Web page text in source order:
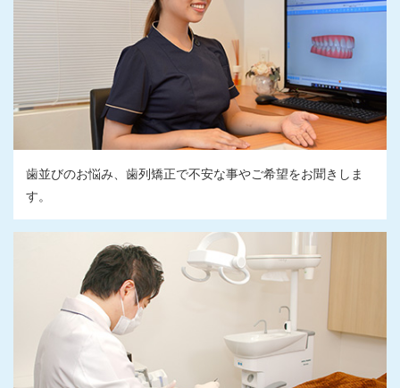
歯並びのお悩み、歯列矯正で不安な事やご希望をお聞きしま
す。